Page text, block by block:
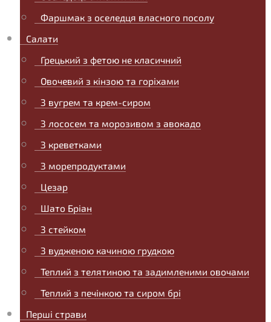
Фаршмак з оселедця власного посолу
Салати
Грецький з фетою не класичний
Овочевий з кінзою та горіхами
З вугрем та крем-сиром
З лососем та морозивом з авокадо
З креветками
З морепродуктами
Цезар
Шато Бріан
З стейком
З вудженою качиною грудкою
Теплий з телятиною та задимленими овочами
Теплий з печінкою та сиром брі
Перші страви